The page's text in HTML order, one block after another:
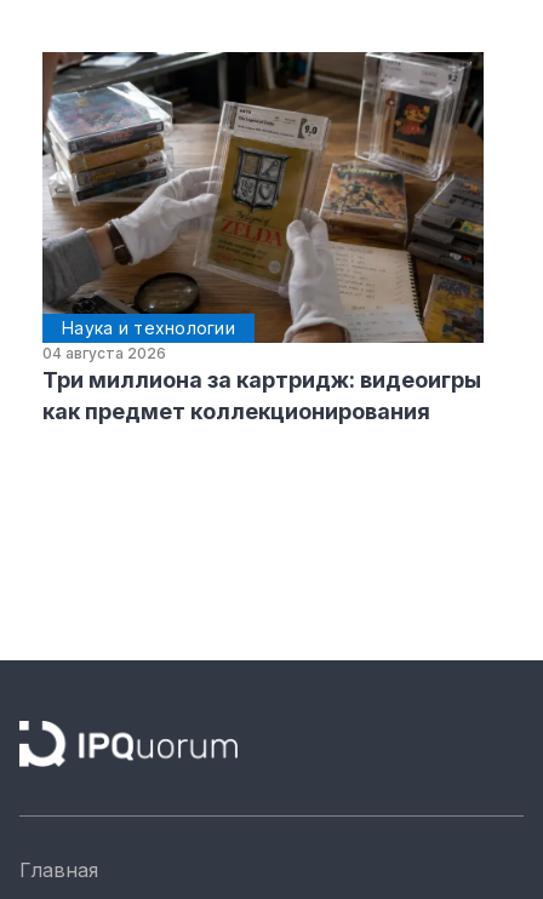
Наука и технологии
04 августа 2026
Три миллиона за картридж: видеоигры
как предмет коллекционирования
Главная